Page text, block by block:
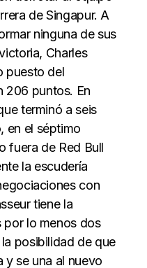
de Singapur. A
ninguna de sus
Charles
puesto del
206 puntos. En
terminó a seis
en el séptimo
fuera de Red Bull
la escudería
con
tiene la
por lo menos dos
posibilidad de que
y se una al nuevo